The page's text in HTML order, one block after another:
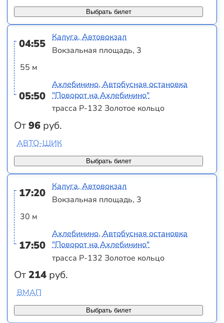
Выбрать билет
04:55
55 м
05:50
От96 руб.
Калуга, Автовокзал
Вокзальная площадь, 3
Ахлебинино, Автобусная остановка
"Поворот на Ахлебинино"
трасса Р-132 Золотое кольцо
Выбрать билет
АВТО-ШИК
17:20
30 м
17:50
От214 руб.
Калуга, Автовокзал
Вокзальная площадь, 3
Ахлебинино, Автобусная остановка
"Поворот на Ахлебинино"
трасса Р-132 Золотое кольцо
Выбрать билет
ВМАП